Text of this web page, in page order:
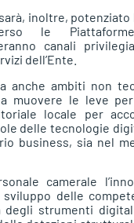
inoltre, potenziato
le
canali
dell’Ente.
anche ambiti non
muovere le leve per
locale per
delle tecnologie
business, sia nel
camerale
delle
degli strumenti